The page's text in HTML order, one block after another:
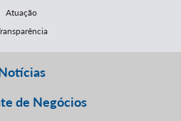
Atuação
de Negócios